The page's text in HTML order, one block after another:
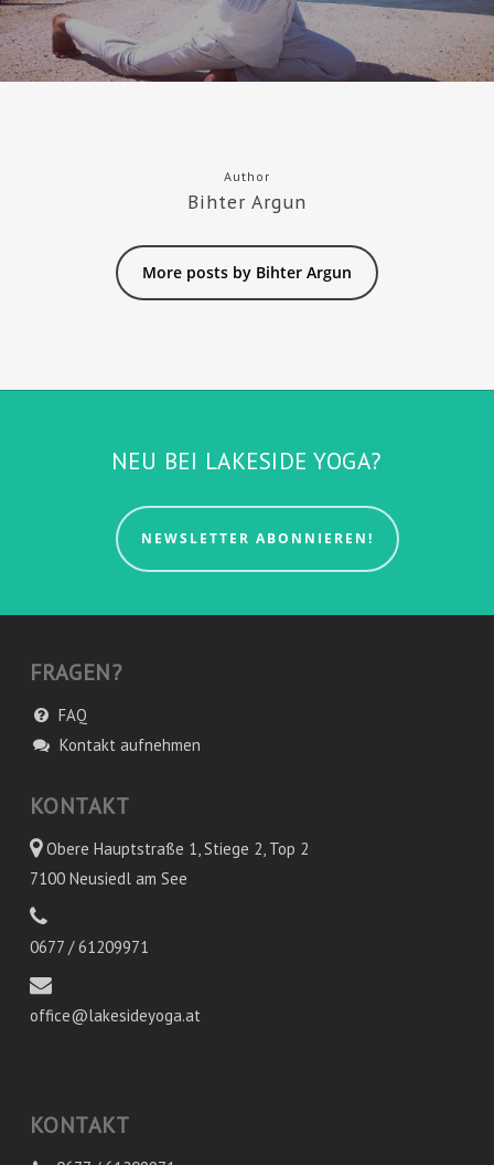
Author
Bihter Argun
More posts by Bihter Argun
NEU BEI LAKESIDE YOGA?
NEWSLETTER ABONNIEREN!
FRAGEN?
FAQ
Kontakt aufnehmen
KONTAKT
Obere Hauptstraße 1, Stiege 2, Top 2
7100 Neusiedl am See
0677 / 61209971
office@lakesideyoga.at
KONTAKT